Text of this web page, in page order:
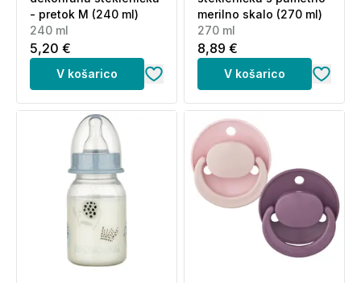
- pretok M (240 ml)
240 ml
5,20 €
V košarico
merilno skalo (270 ml)
270 ml
8,89 €
V košarico